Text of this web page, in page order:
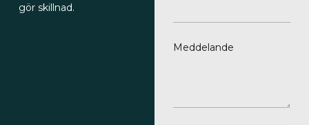
gör skillnad.
Meddelande